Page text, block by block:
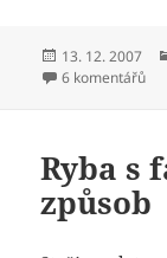
Publikováno:
13. 12. 2007
6 komentářůu
Ryba s
způsob